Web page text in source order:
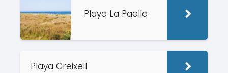
Playa La Paella
Playa Creixell